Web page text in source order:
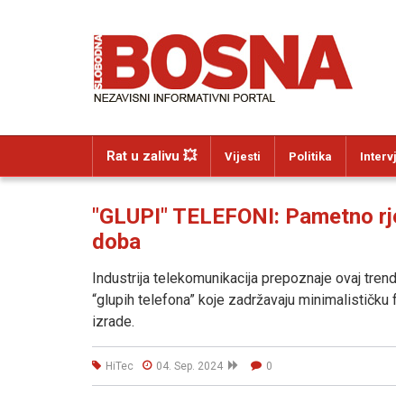
Rat u zalivu 💥 Vijesti Politika
"GLUPI" TELEFONI: Pametno
doba
Industrija telekomunikacija prepoznaje ovaj
“glupih telefona” koje zadržavaju
izrade.
HiTec 04. Sep. 2024 0